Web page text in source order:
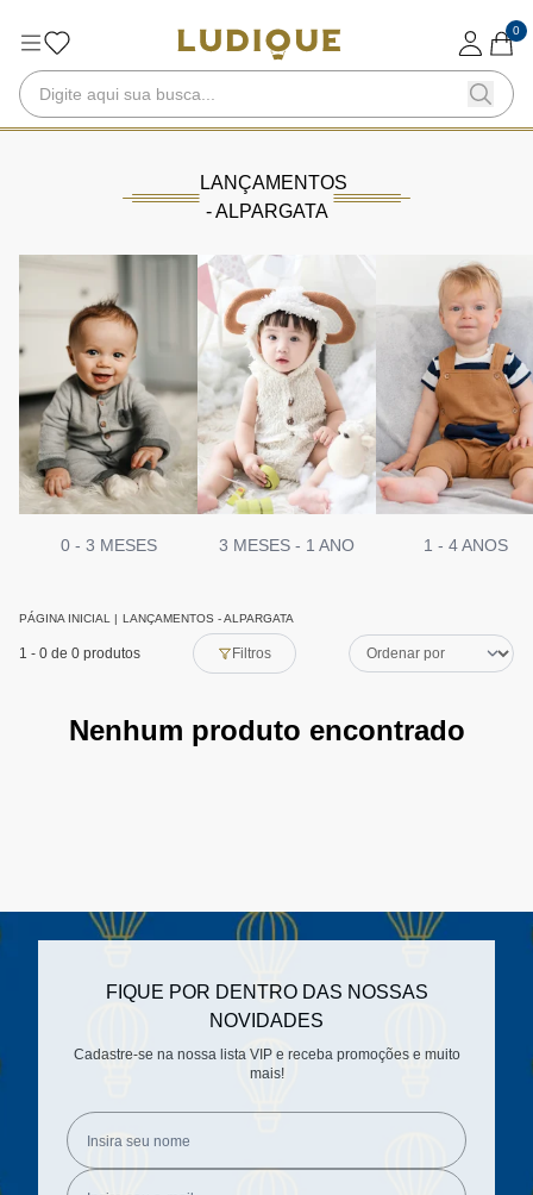
0
LANÇAMENTOS
- ALPARGATA
0 - 3 MESES 3 MESES - 1 ANO 1 - 4 ANOS
PÁGINA INICIAL | LANÇAMENTOS - ALPARGATA
1 - 0 de 0 produtos Filtros
Nenhum produto encontrado
FIQUE POR DENTRO DAS NOSSAS
NOVIDADES
Cadastre-se na nossa lista VIP e receba promoções e muito
mais!